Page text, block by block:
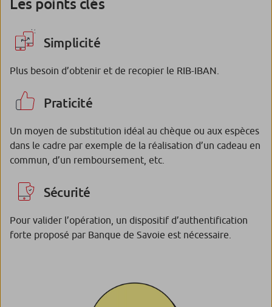
Simplicité
Plus besoin d’obtenir et de recopier le RIB-IBAN.
Praticité
Un moyen de substitution idéal au chèque ou aux espèces
dans le cadre par exemple de la réalisation d’un cadeau en
commun, d’un remboursement, etc.
Sécurité
Pour valider l’opération, un dispositif d’authentification
forte proposé par Banque de Savoie est nécessaire.